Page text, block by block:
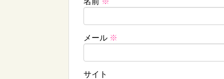
メール ※
サイト